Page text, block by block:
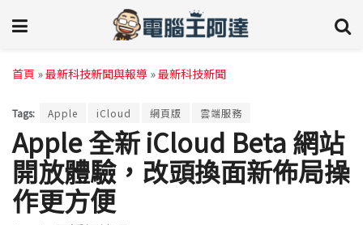
首頁 »最新科技新聞與報導 »最新科技新聞
Tags: Apple iCloud 網頁版 雲端服務
Apple 全新 iCloud Beta 網站
開放體驗，改頭換面新佈局操
作更方便